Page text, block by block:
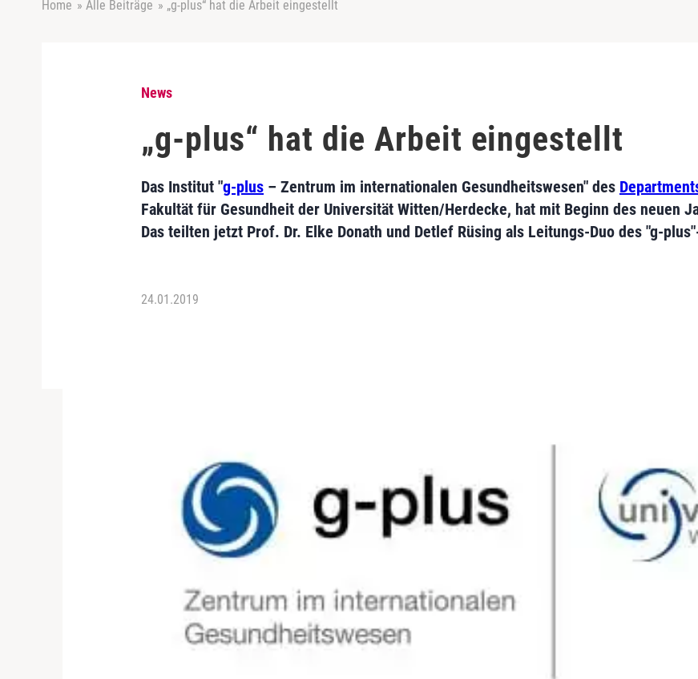
Home » Alle Beiträge » „g-plus“ hat die Arbeit eingestellt
News
„g-plus“ hat die Arbeit eingestellt
Das Institut "g-plus – Zentrum im internationalen Gesundheitswesen" des
Fakultät für Gesundheit der Universität Witten/Herdecke, hat mit Beginn des neuen
Das teilten jetzt Prof. Dr. Elke Donath und Detlef Rüsing als Leitungs-Duo des "g-
24.01.2019